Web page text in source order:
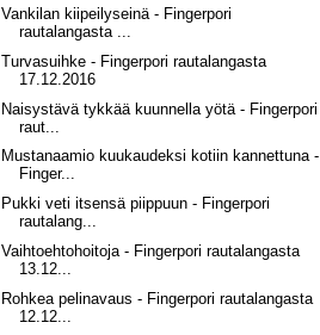
Vankilan kiipeilyseinä - Fingerpori
rautalangasta ...
Turvasuihke - Fingerpori rautalangasta
17.12.2016
Naisystävä tykkää kuunnella yötä - Fingerpori
raut...
Mustanaamio kuukaudeksi kotiin kannettuna -
Finger...
Pukki veti itsensä piippuun - Fingerpori
rautalang...
Vaihtoehtohoitoja - Fingerpori rautalangasta
13.12...
Rohkea pelinavaus - Fingerpori rautalangasta
12.12...